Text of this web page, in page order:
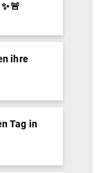
ihre
Tag in